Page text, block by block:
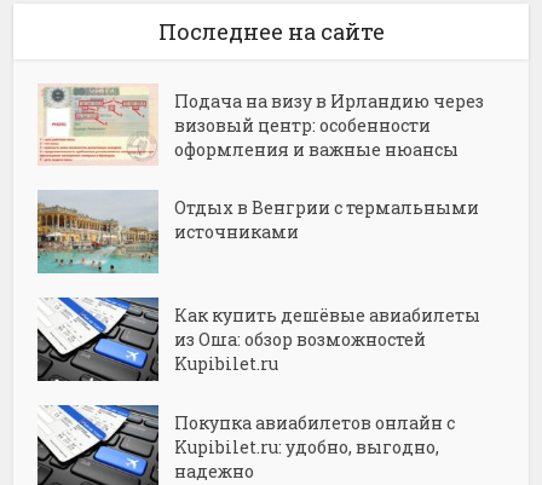
Последнее на сайте
Подача на визу в Ирландию через
визовый центр: особенности
оформления и важные нюансы
Отдых в Венгрии с термальными
источниками
Как купить дешёвые авиабилеты
из Оша: обзор возможностей
Kupibilet.ru
Покупка авиабилетов онлайн с
Kupibilet.ru: удобно, выгодно,
надежно